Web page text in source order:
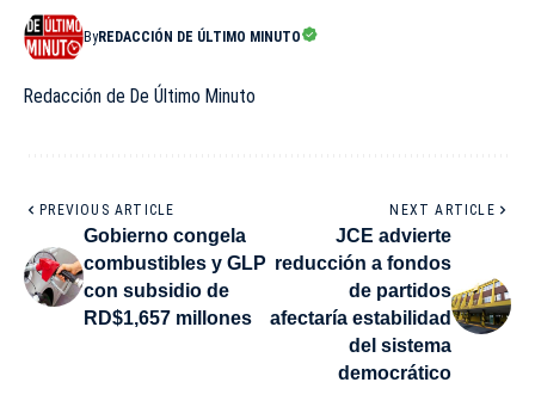
ByREDACCIÓN DE ÚLTIMO MINUTO
Redacción de De Último Minuto
PREVIOUS ARTICLE
Gobierno congela
combustibles y GLP
con subsidio de
RD$1,657 millones
NEXT ARTICLE
JCE advierte
reducción a fondos
de partidos
afectaría estabilidad
del sistema
democrático